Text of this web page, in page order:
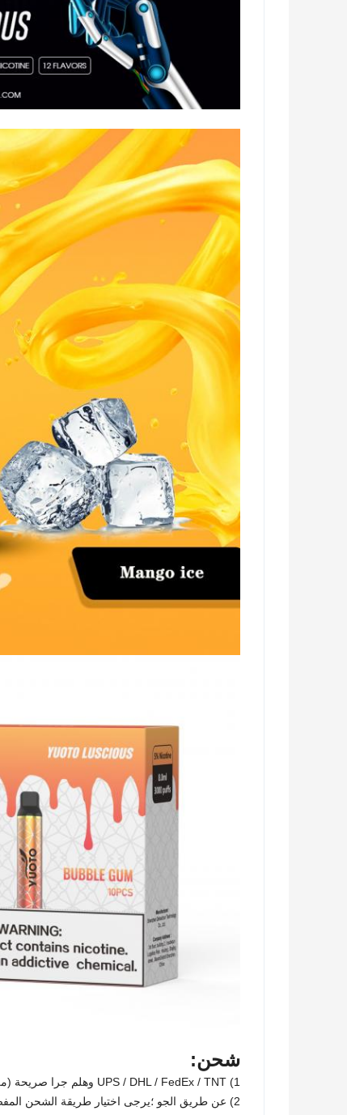
شحن:
1) UPS / DHL / FedEx / TNT وهلم جرا صريحة (من الباب إلى الباب) ؛
2) عن طريق الجو ؛يرجى اختيار طريقة الشحن المفضلة لديك وفقًا لمتطلبات التفاصيل الخاصة بك ؛